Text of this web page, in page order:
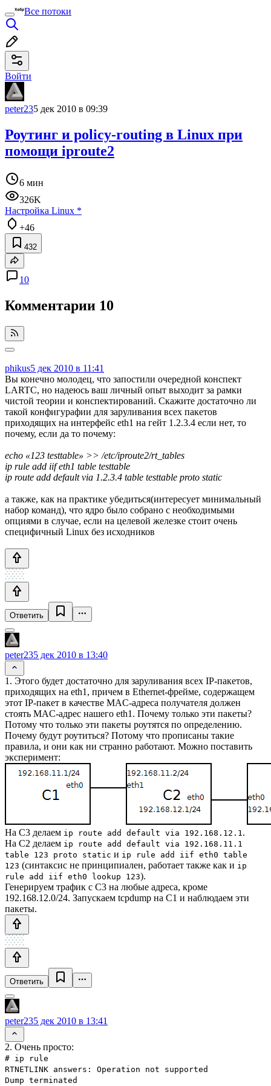
Все потоки
Войти
peter235 дек 2010 в 09:39
Роутинг и policy-routing в Linux при
помощи iproute2
6 мин
326K
Настройка Linux *
+46
432
10
Комментарии 10
phikus5 дек 2010 в 11:41
Вы конечно молодец, что запостили очередной конспект
LARTC, но надеюсь ваш личный опыт выходит за рамки
чистой теории и конспектирований. Скажите достаточно ли
такой конфигурафии для заруливания всех пакетов
приходящих на интерфейс eth1 на гейт 1.2.3.4 если нет, то
почему, если да то почему:
echo «123 testtable» >> /etc/iproute2/rt_tables
ip rule add iif eth1 table testtable
ip route add default via 1.2.3.4 table testtable proto static
а также, как на практике убедиться(интересует минимальный
набор команд), что ядро было собрано с необходимыми
опциями в случае, если на целевой железке стоит очень
специфичный Linux без исходников
Ответить
peter235 дек 2010 в 13:40
1. Этого будет достаточно для заруливания всех IP-пакетов,
приходящих на eth1, причем в Ethernet-фрейме, содержащем
этот IP-пакет в качестве MAC-адреса получателя должен
стоять MAC-адрес нашего eth1. Почему только эти пакеты?
Потому что только эти пакеты роутятся по определению.
Почему будут роутиться? Потому что прописаны такие
правила, и они как ни странно работают. Можно поставить
эксперимент:
На C3 делаем ip route add default via 192.168.12.1 .
На C2 делаем ip route add default via 192.168.11.1
table 123 proto static и ip rule add iif eth0 table
123 (синтаксис не принципиален, работает также как и ip
rule add iif eth0 lookup 123).
Генерируем трафик с C3 на любые адреса, кроме
192.168.12.0/24. Запускаем tcpdump на C1 и наблюдаем эти
пакеты.
Ответить
peter235 дек 2010 в 13:41
2. Очень просто:
# ip rule
RTNETLINK answers: Operation not supported
Dump terminated